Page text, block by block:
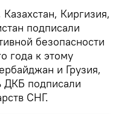
Киргизия,
подписали
безопасности
года к этому
и Грузия,
ДКБ подписали
СНГ.